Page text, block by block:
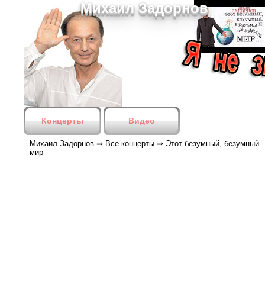
Михаил Задорнов
Концерты Видео
Михаил Задорнов ⇒ Все концерты ⇒ Этот безумный, безумный
мир